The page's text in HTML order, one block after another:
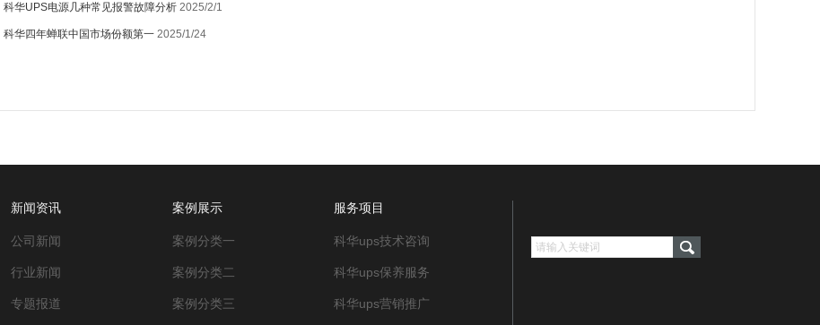
科华UPS电源几种常见报警故障分析 2025/2/1
科华四年蝉联中国市场份额第一 2025/1/24
新闻资讯
公司新闻
行业新闻
专题报道
案例展示
案例分类一
案例分类二
案例分类三
服务项目
科华ups技术咨询
科华ups保养服务‌
科华ups营销推广